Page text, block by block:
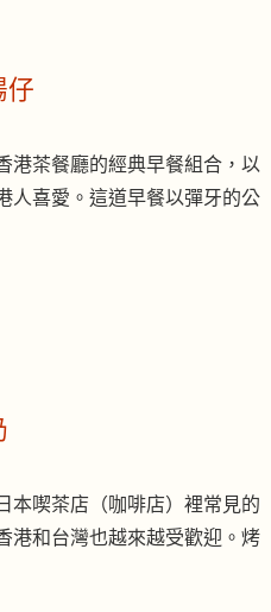
仔
港茶餐廳的經典早餐組合，以
人喜愛。這道早餐以彈牙的公
本喫茶店（咖啡店）裡常見的
港和台灣也越來越受歡迎。烤